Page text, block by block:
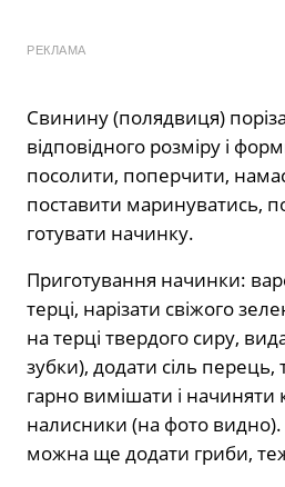
РЕКЛАМА
Свинину (полядвиця)
відповідного розміру і
посолити, поперчити,
поставити маринуватись,
готувати начинку.
Приготування начинки:
терці, нарізати свіжого
на терці твердого сиру,
зубки), додати сіль
гарно вимішати і начиняти
налисники (на фото видно).
можна ще додати гриби,